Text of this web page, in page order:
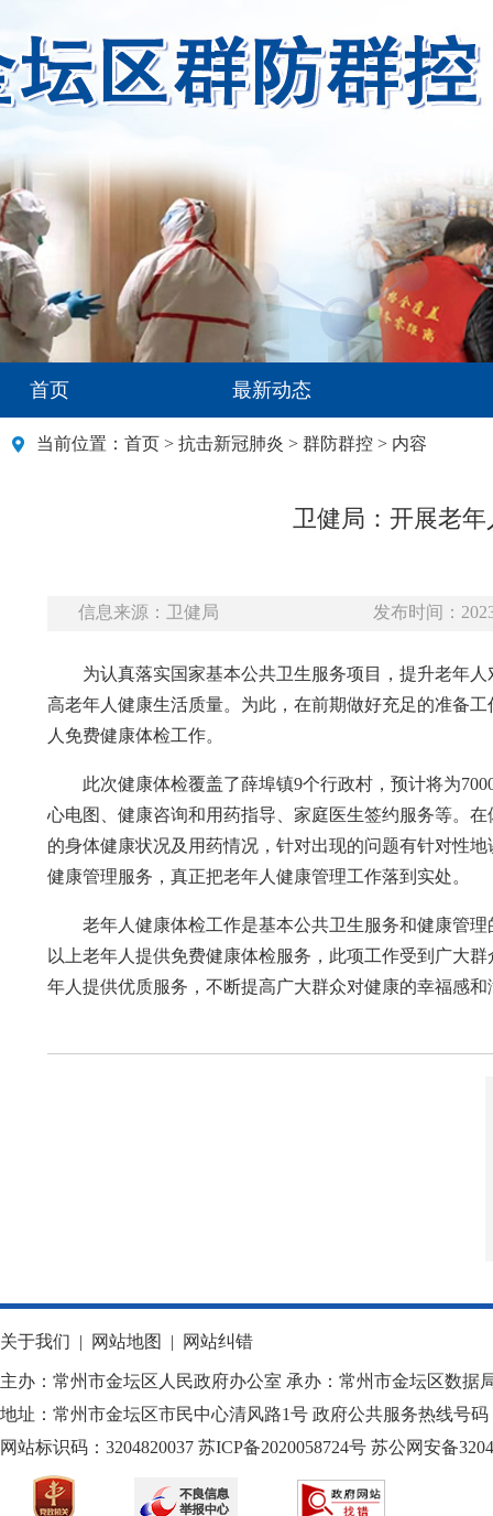
首页 最新动态
当前位置： 首页 > 抗击新冠肺炎 > 群防群控 > 内容
卫健局：开展老
信息来源：卫健局 发布时间：
为认真落实国家基本公共卫生服务项目，提升老年
高老年人健康生活质量。为此，在前期做好充足的准备
人免费健康体检工作。
此次健康体检覆盖了薛埠镇9个行政村，预计将为
心电图、健康咨询和用药指导、家庭医生签约服务等。
的身体健康状况及用药情况，针对出现的问题有针对性
健康管理服务，真正把⽼年⼈健康管理⼯作落到实处。
老年人健康体检工作是基本公共卫生服务和健康管
以上老年人提供免费健康体检服务，此项工作受到广大
年人提供优质服务，不断提高广大群众对健康的幸福感
关于我们 | 网站地图 | 网站纠错
主办：常州市金坛区人民政府办公室 承办：常州市金坛区数据
地址：常州市金坛区市民中心清风路1号 政府公共服务热线号码
网站标识码：3204820037 苏ICP备2020058724号 苏公网安备